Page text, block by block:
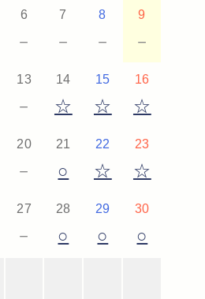
6
－
7
－
8
－
9
－
13
－
14
☆
15
☆
16
☆
20
－
21
○
22
☆
23
☆
27
－
28
○
29
○
30
○